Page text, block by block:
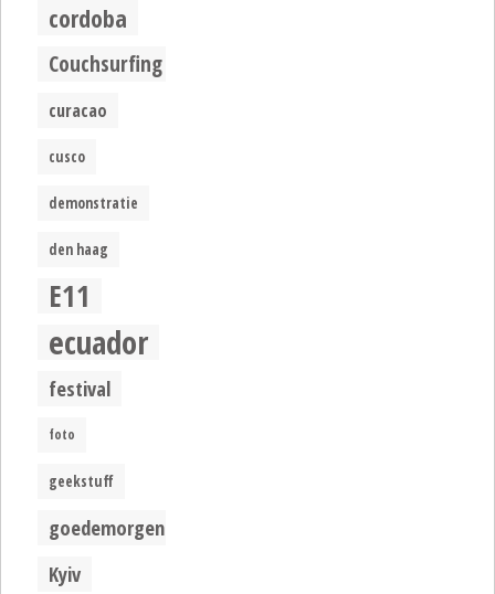
cordoba
Couchsurfing
curacao
cusco
demonstratie
den haag
E11
ecuador
festival
foto
geekstuff
goedemorgen
Kyiv